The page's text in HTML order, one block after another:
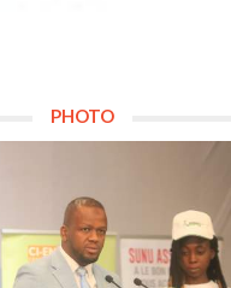
PHOTO